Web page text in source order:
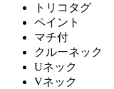
トリコタグ
ペイント
マチ付
クルーネック
Uネック
Vネック